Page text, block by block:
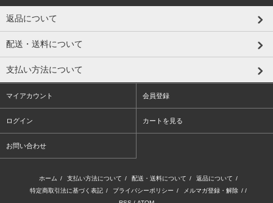
返品について
配送・送料について
支払い方法について
マイアカウント 会員登録
ログイン カートを見る
お問い合わせ
ホーム / 支払い方法について / 配送・送料について / 返品について /
特定商取引法に基づく表記 / プライバシーポリシー / メルマガ登録・解除 / /